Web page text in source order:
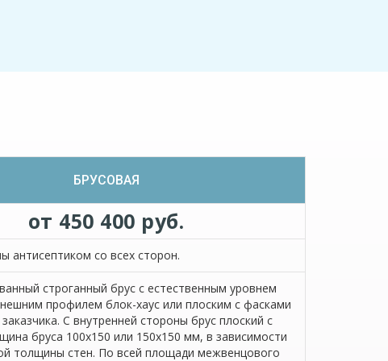
БРУСОВАЯ
от 450 400 руб.
антисептиком со всех сторон.
строганный брус с естественным уровнем
профилем блок-хаус или плоским с фасками
С внутренней стороны брус плоский с
бруса 100х150 или 150х150 мм, в зависимости
толщины стен. По всей площади межвенцового